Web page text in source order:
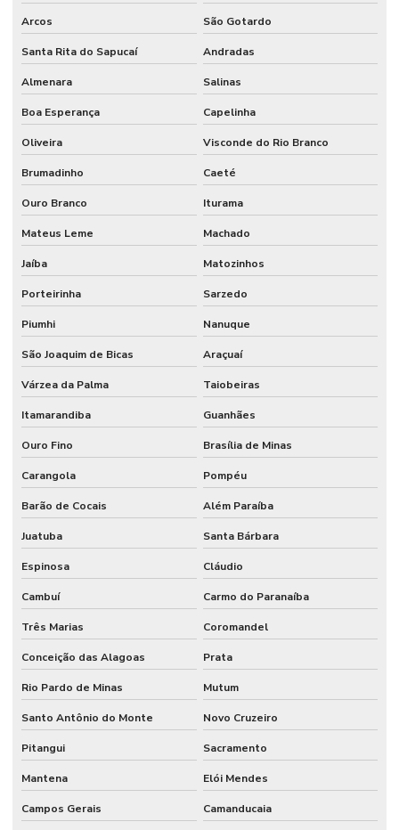
Arcos São Gotardo
Santa Rita do Sapucaí Andradas
Almenara Salinas
Boa Esperança Capelinha
Oliveira Visconde do Rio Branco
Brumadinho Caeté
Ouro Branco Iturama
Mateus Leme Machado
Jaíba Matozinhos
Porteirinha Sarzedo
Piumhi Nanuque
São Joaquim de Bicas Araçuaí
Várzea da Palma Taiobeiras
Itamarandiba Guanhães
Ouro Fino Brasília de Minas
Carangola Pompéu
Barão de Cocais Além Paraíba
Juatuba Santa Bárbara
Espinosa Cláudio
Cambuí Carmo do Paranaíba
Três Marias Coromandel
Conceição das Alagoas Prata
Rio Pardo de Minas Mutum
Santo Antônio do Monte Novo Cruzeiro
Pitangui Sacramento
Mantena Elói Mendes
Campos Gerais Camanducaia